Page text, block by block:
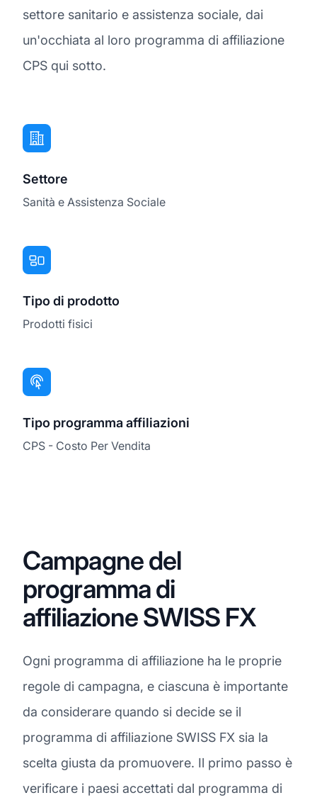
settore sanitario e assistenza sociale, dai
un'occhiata al loro programma di affiliazione
CPS qui sotto.
Settore
Sanità e Assistenza Sociale
Tipo di prodotto
Prodotti fisici
Tipo programma affiliazioni
CPS - Costo Per Vendita
Campagne del
programma di
affiliazione SWISS FX
Ogni programma di affiliazione ha le proprie
regole di campagna, e ciascuna è importante
da considerare quando si decide se il
programma di affiliazione SWISS FX sia la
scelta giusta da promuovere. Il primo passo è
verificare i paesi accettati dal programma di